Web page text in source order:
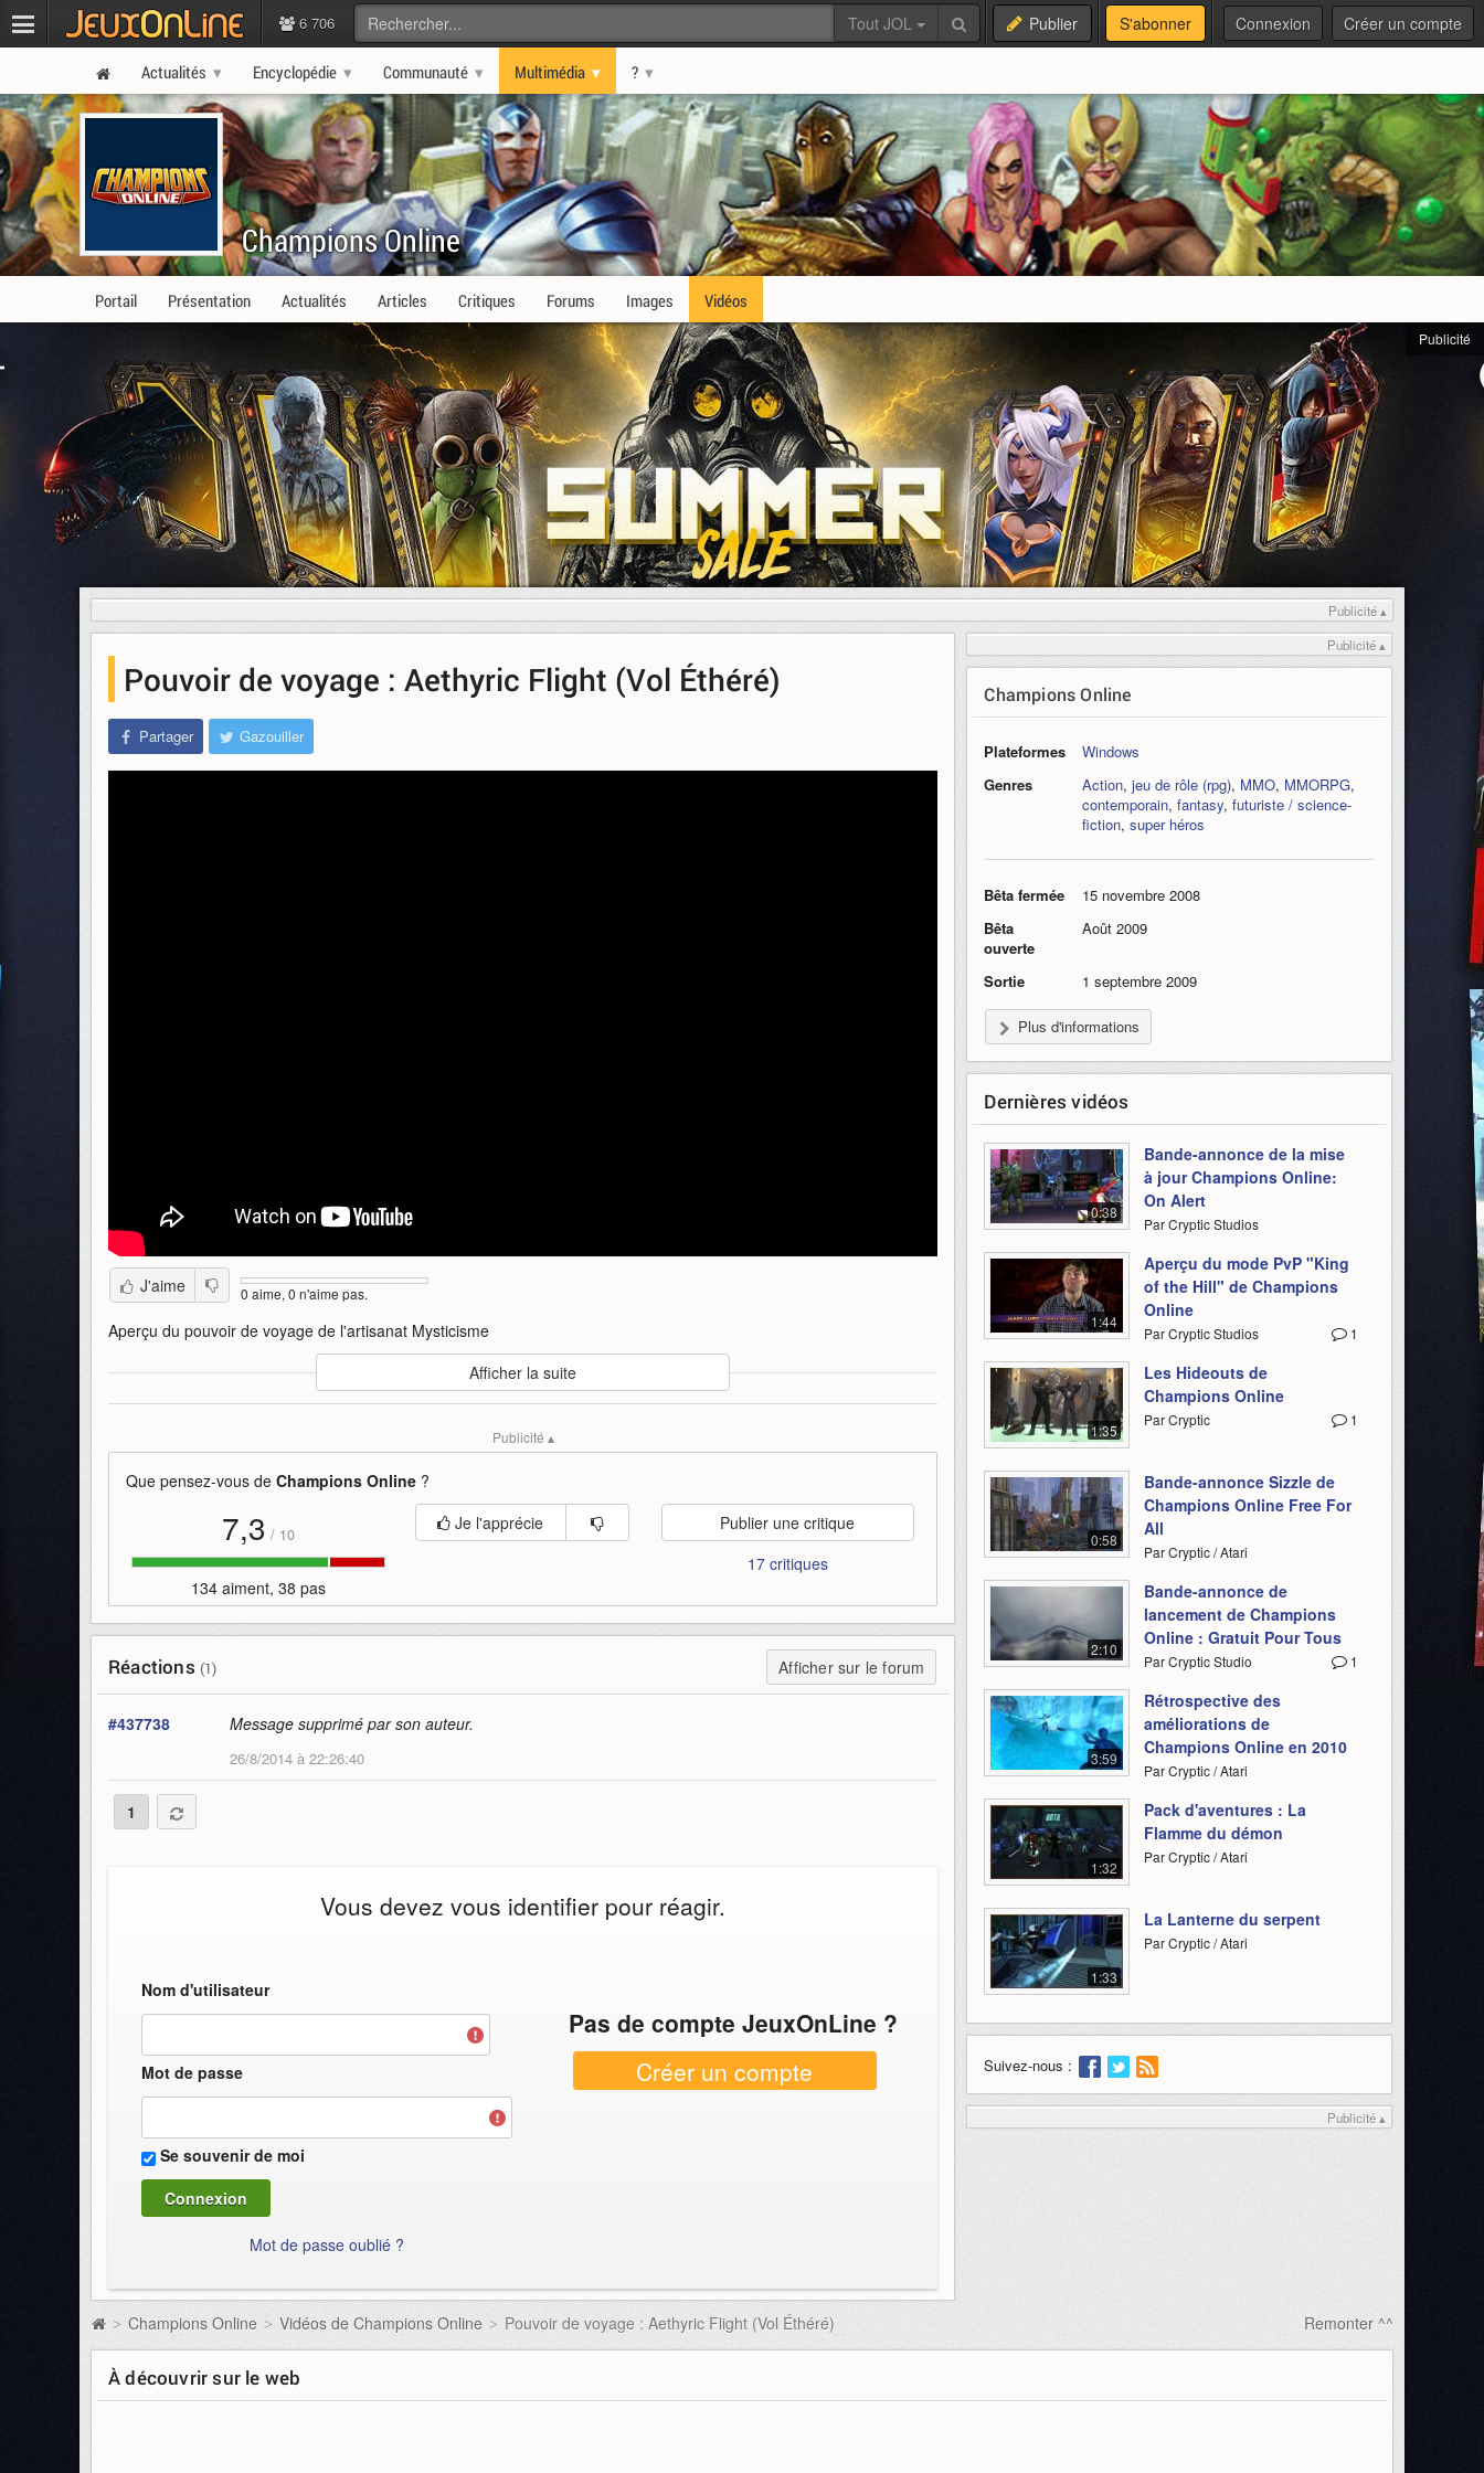
6 706 Tout JOL Publier S'abonner Connexion Créer un compte
Actualités Encyclopédie Communauté Multimédia ?
Champions Online
Portail Présentation Actualités Articles Critiques Forums Images Vidéos
Publicité
Publicité ▴
Pouvoir de voyage : Aethyric Flight (Vol Éthéré)
Partager Gazouiller
J'aime 0 aime, 0 n'aime pas.
Aperçu du pouvoir de voyage de l'artisanat Mysticisme
Afficher la suite
Publicité ▴
Que pensez-vous de Champions Online ?
7,3 / 10
134 aiment, 38 pas
Je l'apprécie
Publier une critique
17 critiques
Réactions (1) Afficher sur le forum
#437738 Message supprimé par son auteur.
26/8/2014 à 22:26:40
1
Vous devez vous identifier pour réagir.
Nom d'utilisateur
Mot de passe
Se souvenir de moi
Mot de passe oublié ?
Pas de compte JeuxOnLine ?
Créer un compte
Publicité ▴
Champions Online
Plateformes
Windows
Genres
Action,jeu de rôle (rpg), MMO, MMORPG,
contemporain,fantasy,futuriste / science-
fiction,super héros
Bêta fermée
15 novembre 2008
Bêta
ouverte
Août 2009
Sortie 1 septembre 2009
Plus d'informations
Dernières vidéos
0:38
Bande-annonce de la mise
à jour Champions Online:
On Alert
Par Cryptic Studios
1:44
Aperçu du mode PvP "King
of the Hill" de Champions
Online
1
Par Cryptic Studios
1:35
Les Hideouts de
Champions Online
1
Par Cryptic
0:58
Bande-annonce Sizzle de
Champions Online Free For
All
Par Cryptic / Atari
2:10
Bande-annonce de
lancement de Champions
Online : Gratuit Pour Tous
1
Par Cryptic Studio
3:59
Rétrospective des
améliorations de
Champions Online en 2010
Par Cryptic / Atari
1:32
Pack d'aventures : La
Flamme du démon
Par Cryptic / Atari
1:33
La Lanterne du serpent
Par Cryptic / Atari
Suivez-nous :
Publicité ▴
Remonter ^^
> Champions Online > Vidéos de Champions Online > Pouvoir de voyage : Aethyric Flight (Vol Éthéré)
À découvrir sur le web